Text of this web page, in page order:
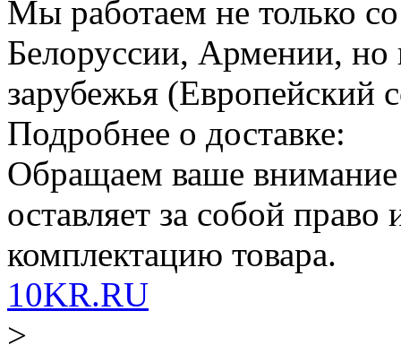
Мы работаем не только
Белоруссии, Армении, но
зарубежья
Подробнее о доставке:
Обращаем ваше внимание
оставляет за собой
комплектацию товара.
10KR.RU
>